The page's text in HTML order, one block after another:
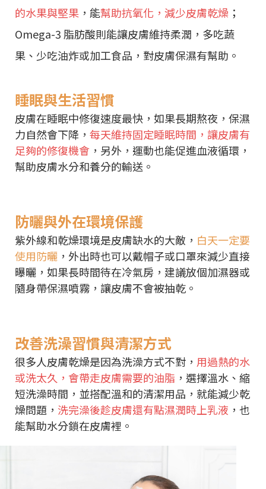
的水果與堅果 ，能幫助抗氧化，減少皮膚乾燥 ；
Omega-3 脂肪酸則能讓皮膚維持柔潤，多吃蔬
果、少吃油炸或加工食品，對皮膚保濕有幫助。
睡眠與生活習慣
皮膚在睡眠中修復速度最快，如果長期熬夜，保濕
力自然會下降， 每天維持固定睡眠時間，讓皮膚有
足夠的修復機會 ，另外，運動也能促進血液循環，
幫助皮膚水分和養分的輸送。
防曬與外在環境保護
紫外線和乾燥環境是皮膚缺水的大敵， 白天一定要
使用防曬 ，外出時也可以戴帽子或口罩來減少直接
曝曬，如果長時間待在冷氣房，建議放個加濕器或
隨身帶保濕噴霧，讓皮膚不會被抽乾。
改善洗澡習慣與清潔方式
很多人皮膚乾燥是因為洗澡方式不對， 用過熱的水
或洗太久，會帶走皮膚需要的油脂 ，選擇溫水、縮
短洗澡時間，並搭配溫和的清潔用品，就能減少乾
燥問題， 洗完澡後趁皮膚還有點濕潤時上乳液 ，也
能幫助水分鎖在皮膚裡。